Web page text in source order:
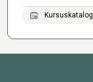
Kursuskatalog